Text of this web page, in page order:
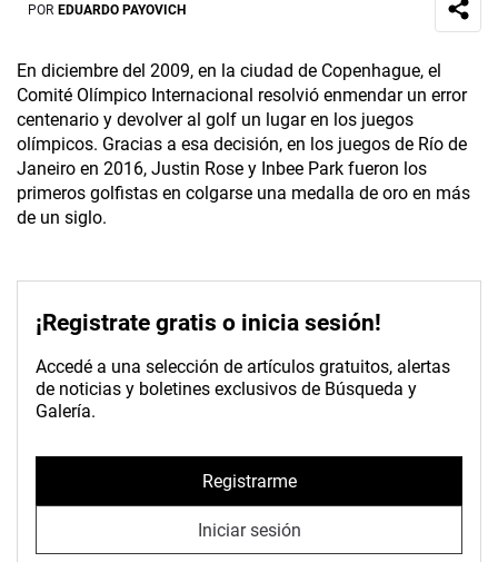
POR EDUARDO PAYOVICH
En diciembre del 2009, en la ciudad de Copenhague, el
Comité Olímpico Internacional resolvió enmendar un error
centenario y devolver al golf un lugar en los juegos
olímpicos. Gracias a esa decisión, en los juegos de Río de
Janeiro en 2016, Justin Rose y Inbee Park fueron los
primeros golfistas en colgarse una medalla de oro en más
de un siglo.
¡Registrate gratis o inicia sesión!
Accedé a una selección de artículos gratuitos, alertas
de noticias y boletines exclusivos de Búsqueda y
Galería.
Registrarme
Iniciar sesión